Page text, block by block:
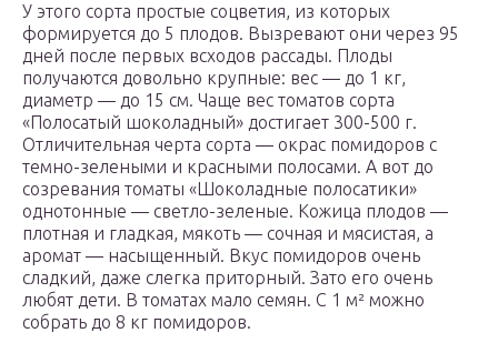
У этого сорта простые соцветия, из которых
формируется до 5 плодов. Вызревают они через 95
дней после первых всходов рассады. Плоды
получаются довольно крупные: вес — до 1 кг,
диаметр — до 15 см. Чаще вес томатов сорта
«Полосатый шоколадный» достигает 300-500 г.
Отличительная черта сорта — окрас помидоров с
темно-зелеными и красными полосами. А вот до
созревания томаты «Шоколадные полосатики»
однотонные — светло-зеленые. Кожица плодов —
плотная и гладкая, мякоть — сочная и мясистая, а
аромат — насыщенный. Вкус помидоров очень
сладкий, даже слегка приторный. Зато его очень
любят дети. В томатах мало семян. С 1 м² можно
собрать до 8 кг помидоров.